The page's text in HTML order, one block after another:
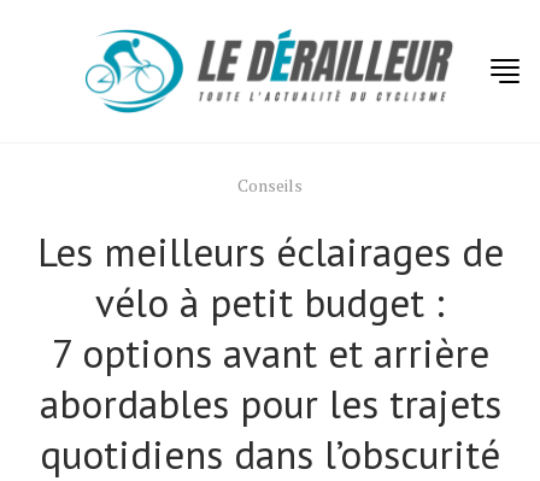
Conseils
Les meilleurs éclairages de
vélo à petit budget :
7 options avant et arrière
abordables pour les trajets
quotidiens dans l’obscurité